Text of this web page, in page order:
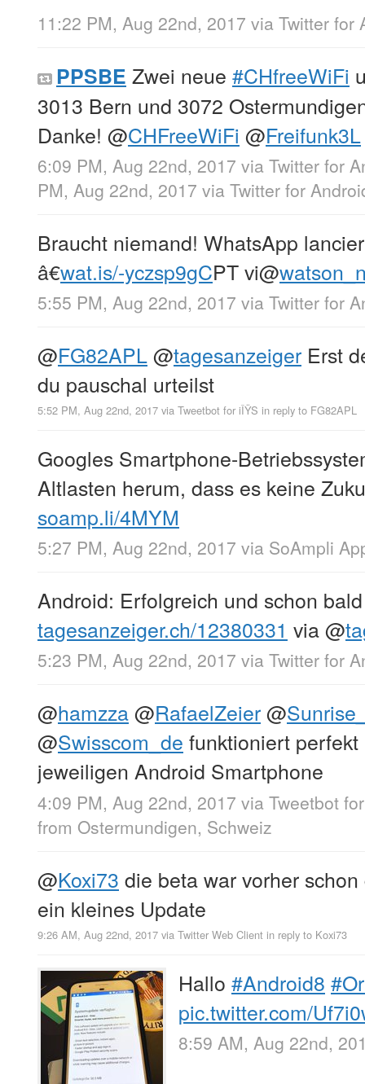
11:22 PM, Aug 22nd, 2017 via Twitter for
PPSBE Zwei neue #CHfreeWiFi
3013 Bern und 3072
Danke! @CHFreeWiFi @Freifunk3L
6:09 PM, Aug 22nd, 2017 via Twitter for
PM, Aug 22nd, 2017 via Twitter for
Braucht niemand! WhatsApp
â€wat.is/-yczsp9gCPT vi@
5:55 PM, Aug 22nd, 2017 via Twitter for
@FG82APL@tagesanzeiger Erst
du pauschal urteilst
5:52 PM, Aug 22nd, 2017 via Tweetbot for iÎŸS in reply to FG82APL
Googles Smartphone-
Altlasten herum, dass es keine
soamp.li/4MYM
5:27 PM, Aug 22nd, 2017 via SoAmpli
Android: Erfolgreich und schon
tagesanzeiger.ch/12380331 via@
5:23 PM, Aug 22nd, 2017 via Twitter for
@hamzza@RafaelZeier@
@Swisscom_de funktioniert
jeweiligen Android Smartphone
4:09 PM, Aug 22nd, 2017 via Tweetbot
from Ostermundigen, Schweiz
@Koxi73 die beta war vorher
ein kleines Update
9:26 AM, Aug 22nd, 2017 via Twitter Web Client in reply to Koxi73
Hallo #Android8
pic.twitter.com/
8:59 AM, Aug 22nd,